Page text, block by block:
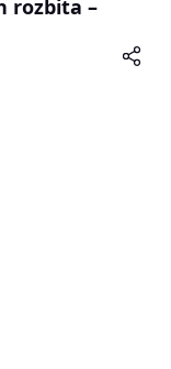
rozbita –